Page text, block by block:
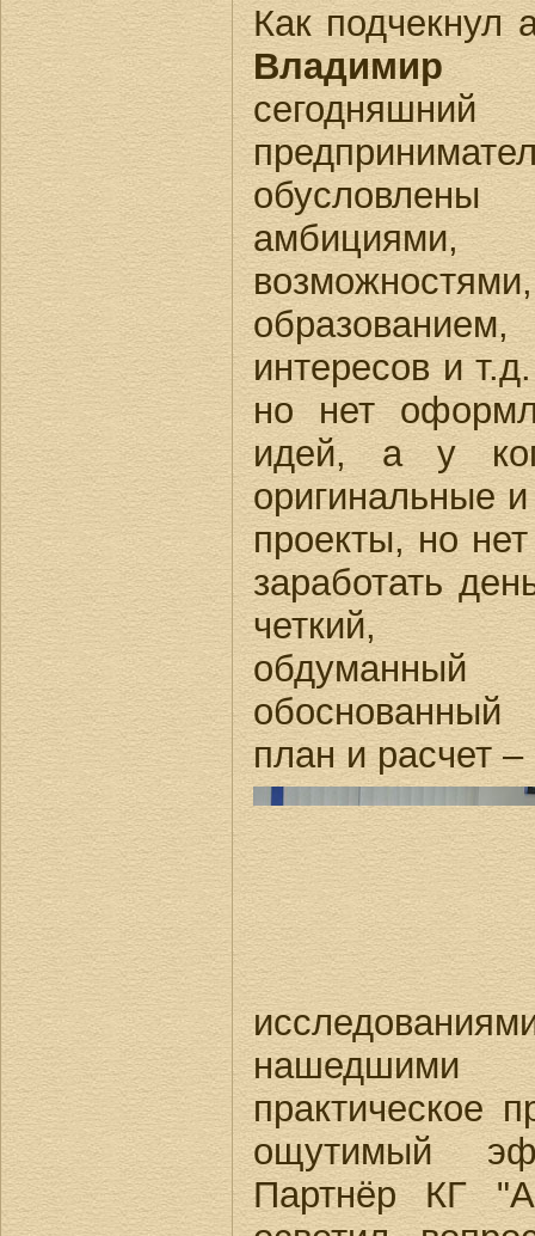
Как подчекнул
Владимир
интересов и
но нет
идей, а у
оригинальные
проекты, но
заработать
четкий,
план и расчет
практическое
ощутимый
Партнёр КГ